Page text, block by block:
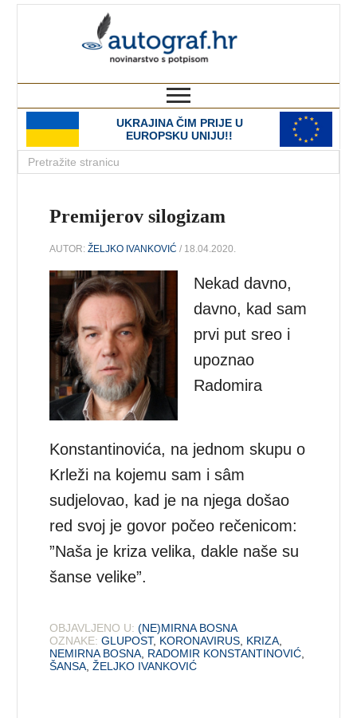
UKRAJINA ČIM PRIJE U
EUROPSKU UNIJU!!
Premijerov silogizam
AUTOR:ŽELJKO IVANKOVIĆ / 18.04.2020.
Nekad davno,
davno, kad sam
prvi put sreo i
upoznao
Radomira
Konstantinovića, na jednom skupu o
Krleži na kojemu sam i sâm
sudjelovao, kad je na njega došao
red svoj je govor počeo rečenicom:
”Naša je kriza velika, dakle naše su
šanse velike”.
OBJAVLJENO U: (NE)MIRNA BOSNA
OZNAKE: GLUPOST, KORONAVIRUS KRIZA
NEMIRNA BOSNA RADOMIR KONSTANTINOVIĆ
ŠANSA ,ŽELJKO IVANKOVIĆ